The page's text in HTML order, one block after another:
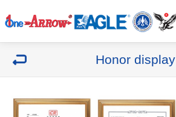
Honor display